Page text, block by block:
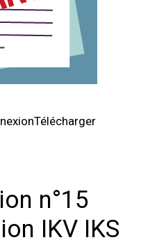
n°15
IKV IKS